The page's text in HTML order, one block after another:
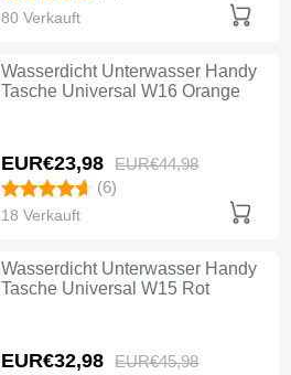
80 Verkauft
Wasserdicht Unterwasser Handy
Tasche Universal W16 Orange
EUR€23,98 EUR€44,98
(6)
18 Verkauft
Wasserdicht Unterwasser Handy
Tasche Universal W15 Rot
EUR€32,98 EUR€45,98